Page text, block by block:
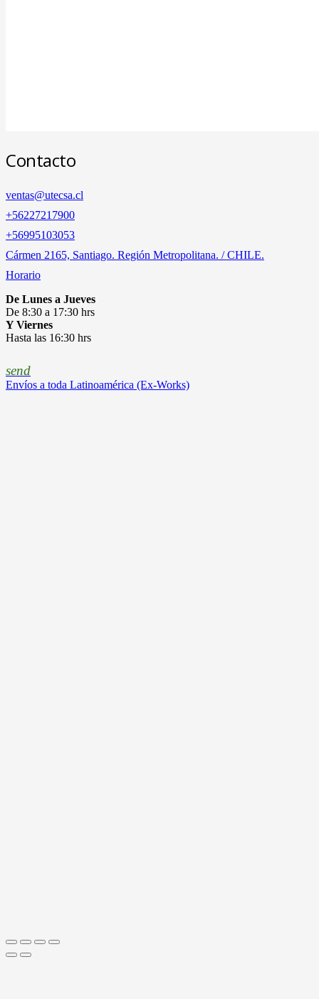
Contacto
ventas@utecsa.cl
+56227217900
‎+56995103053
Cármen 2165, Santiago. Región Metropolitana. / CHILE.
Horario
De Lunes a Jueves
De 8:30 a 17:30 hrs
Y Viernes
Hasta las 16:30 hrs
send
Envíos a toda Latinoamérica (Ex-Works)